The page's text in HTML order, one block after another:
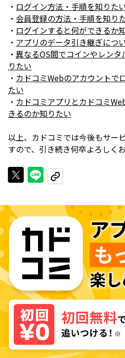
・ ログイン方法・手順を知りた
・ 会員登録の方法・手順を知り
・ ログインすると何ができるか
・ アプリのデータ引き継ぎにつ
・ 異なるOS間でコインやレン
りたい
・ カドコミWebのアカウントで
たい
・ カドコミアプリとカドコミ
きるのか知りたい
以上、カドコミでは今後もサー
すので、引き続き何卒よろしく
Xで投稿するLINEでシェアする
URLをコピーする